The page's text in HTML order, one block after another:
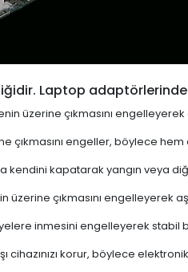
Laptop
üzerine çıkmasını engelleyerek
çıkmasını engeller, böylece
kendini kapatarak yangın veya
çıkmasını engelleyerek
inmesini engelleyerek stabil
korur, böylece